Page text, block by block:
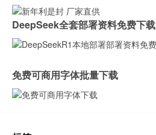
DeepSeek全套部署资料免费下载
免费可商用字体批量下载